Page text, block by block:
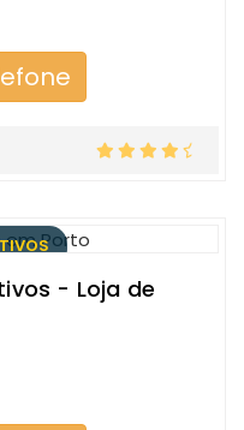
- Loja de